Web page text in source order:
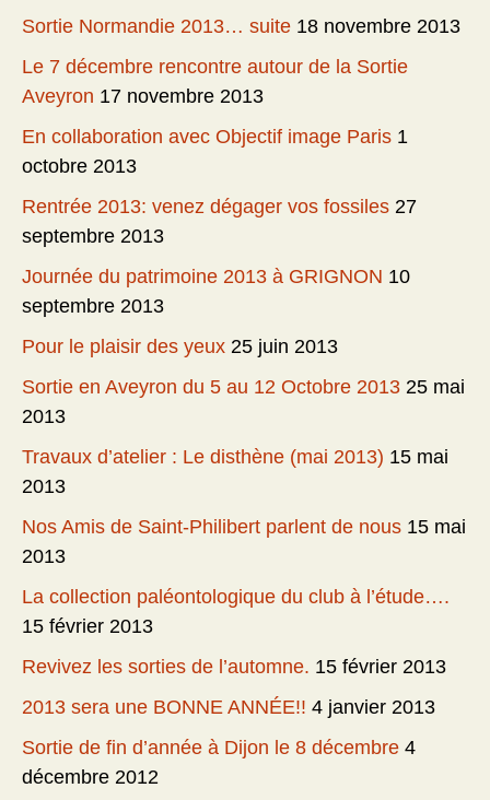
Sortie Normandie 2013… suite 18 novembre 2013
Le 7 décembre rencontre autour de la Sortie
Aveyron 17 novembre 2013
En collaboration avec Objectif image Paris 1
octobre 2013
Rentrée 2013: venez dégager vos fossiles 27
septembre 2013
Journée du patrimoine 2013 à GRIGNON 10
septembre 2013
Pour le plaisir des yeux 25 juin 2013
Sortie en Aveyron du 5 au 12 Octobre 2013 25 mai
2013
Travaux d’atelier : Le disthène (mai 2013) 15 mai
2013
Nos Amis de Saint-Philibert parlent de nous 15 mai
2013
La collection paléontologique du club à l’étude….
15 février 2013
Revivez les sorties de l’automne. 15 février 2013
2013 sera une BONNE ANNÉE!! 4 janvier 2013
Sortie de fin d’année à Dijon le 8 décembre 4
décembre 2012